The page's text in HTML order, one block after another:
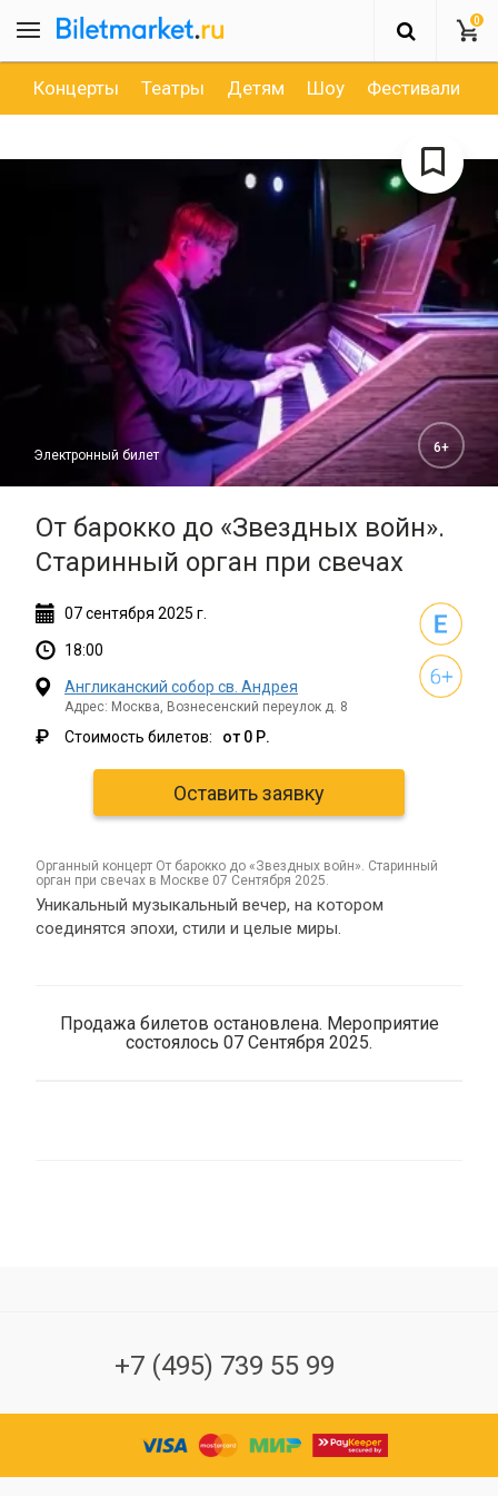
0
Концерты Театры Детям Шоу Фестивали
От барокко до «Звездных войн».
Старинный орган при свечах
Электронный билет 6+
07сентября 2025 г.
18:00
Англиканский собор св. Андрея
Адрес: Москва, Вознесенский переулок д. 8
₽ Стоимость билетов: от 0 Р.
Оставить заявку
органный концерт От барокко до «Звездных войн». Старинный
орган при свечах в Москве 07 Сентября 2025.
Уникальный музыкальный вечер, на котором
соединятся эпохи, стили и целые миры.
Продажа билетов остановлена. Мероприятие
состоялось 07 Сентября 2025.
+7 (495) 739 55 99